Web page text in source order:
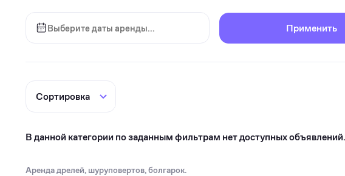
Инструменты
Спорт
Для дома и дачи
Применить
В данной категории по заданным фильтрам нет доступных объявлений.
Аренда дрелей, шуруповертов, болгарок.